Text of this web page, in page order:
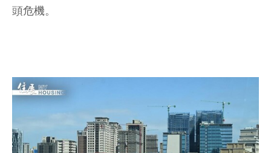
頭危機。